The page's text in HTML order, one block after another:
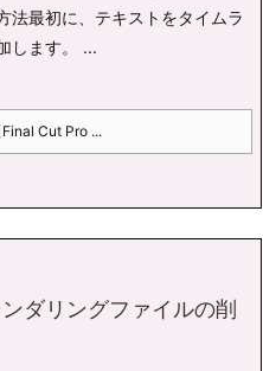
法最初に、テキストをタイムラ
します。 ...
Final Cut Pro ...
ダリングファイルの削